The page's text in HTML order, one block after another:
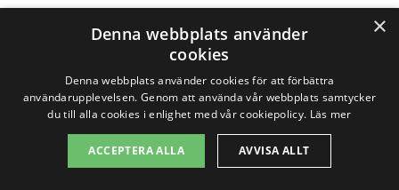
estetiskt tilltalande. Det finns flera
företag i närliggande städer som kan
erbjuda sina tjänster inom
fönsterrenovering. Genom att använda
en plattform som xn--renovera-fnster-
pris-dbc.se kan du enkelt hitta företag
×
Denna webbplats använder
cookies
Denna webbplats använder cookies för att förbättra
användarupplevelsen. Genom att använda vår webbplats samtycker
du till alla cookies i enlighet med vår cookiepolicy. Läs mer
ACCEPTERA ALLA AVVISA ALLT